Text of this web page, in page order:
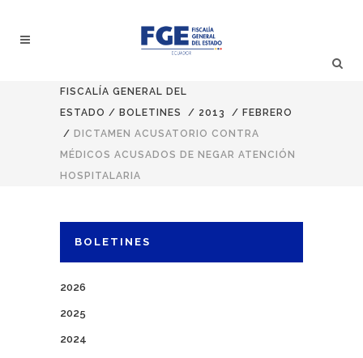
FISCALÍA GENERAL DEL
ESTADO / BOLETINES / 2013 / FEBRERO
/ DICTAMEN ACUSATORIO CONTRA
MÉDICOS ACUSADOS DE NEGAR ATENCIÓN
HOSPITALARIA
BOLETINES
2026
2025
2024